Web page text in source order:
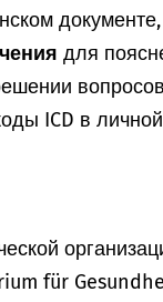
для
ICD в
für